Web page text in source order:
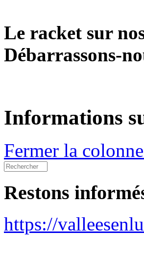
Le racket sur
Débarrassons-
Informations
Fermer la
Restons
https://